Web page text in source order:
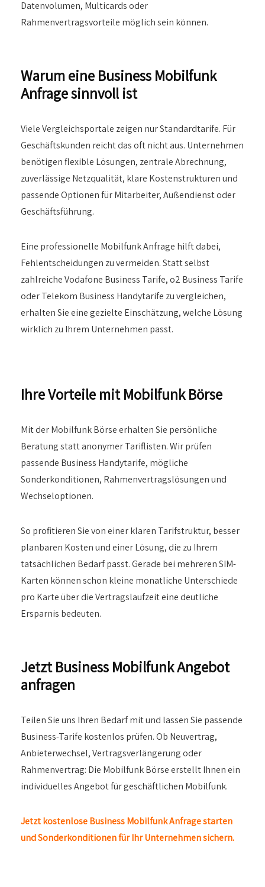
Datenvolumen, Multicards oder
Rahmenvertragsvorteile möglich sein können.
Warum eine Business Mobilfunk
Anfrage sinnvoll ist
Viele Vergleichsportale zeigen nur Standardtarife. Für
Geschäftskunden reicht das oft nicht aus. Unternehmen
benötigen flexible Lösungen, zentrale Abrechnung,
zuverlässige Netzqualität, klare Kostenstrukturen und
passende Optionen für Mitarbeiter, Außendienst oder
Geschäftsführung.
Eine professionelle Mobilfunk Anfrage hilft dabei,
Fehlentscheidungen zu vermeiden. Statt selbst
zahlreiche Vodafone Business Tarife, o2 Business Tarife
oder Telekom Business Handytarife zu vergleichen,
erhalten Sie eine gezielte Einschätzung, welche Lösung
wirklich zu Ihrem Unternehmen passt.
Ihre Vorteile mit Mobilfunk Börse
Mit der Mobilfunk Börse erhalten Sie persönliche
Beratung statt anonymer Tariflisten. Wir prüfen
passende Business Handytarife, mögliche
Sonderkonditionen, Rahmenvertragslösungen und
Wechseloptionen.
So profitieren Sie von einer klaren Tarifstruktur, besser
planbaren Kosten und einer Lösung, die zu Ihrem
tatsächlichen Bedarf passt. Gerade bei mehreren SIM-
Karten können schon kleine monatliche Unterschiede
pro Karte über die Vertragslaufzeit eine deutliche
Ersparnis bedeuten.
Jetzt Business Mobilfunk Angebot
anfragen
Teilen Sie uns Ihren Bedarf mit und lassen Sie passende
Business-Tarife kostenlos prüfen. Ob Neuvertrag,
Anbieterwechsel, Vertragsverlängerung oder
Rahmenvertrag: Die Mobilfunk Börse erstellt Ihnen ein
individuelles Angebot für geschäftlichen Mobilfunk.
Jetzt kostenlose Business Mobilfunk Anfrage starten
und Sonderkonditionen für Ihr Unternehmen sichern.